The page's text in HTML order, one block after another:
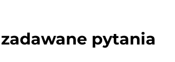
pytania